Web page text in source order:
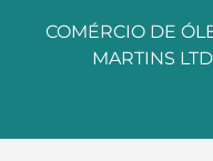
COMÉRCIO DE
MARTINS